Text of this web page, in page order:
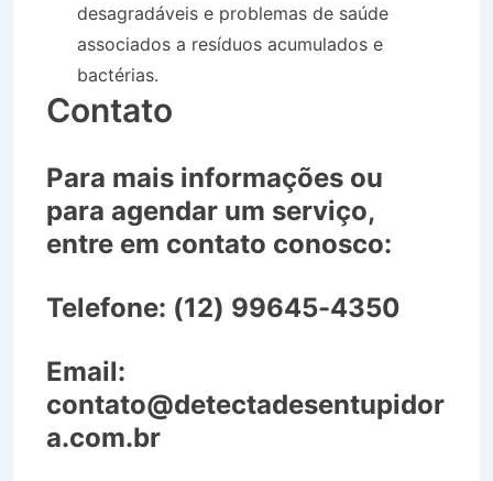
desagradáveis e problemas de saúde
associados a resíduos acumulados e
bactérias.
Contato
Para mais informações ou
para agendar um serviço,
entre em contato conosco:
Telefone: (12) 99645-4350
Email:
contato@detectadesentupidor
a.com.br